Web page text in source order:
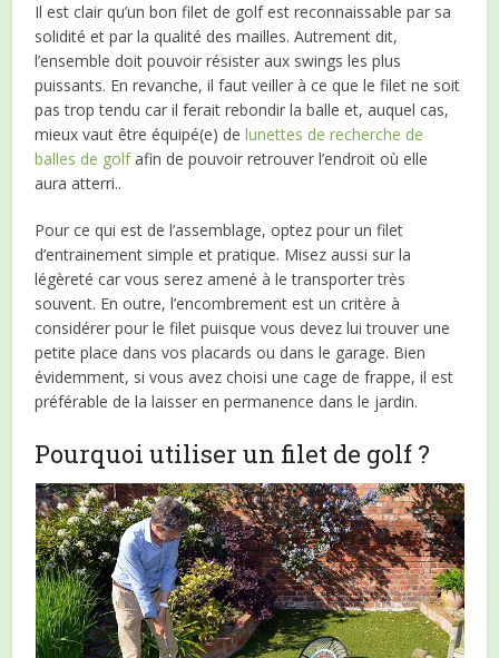
Il est clair qu’un bon filet de golf est reconnaissable par sa
solidité et par la qualité des mailles. Autrement dit,
l’ensemble doit pouvoir résister aux swings les plus
puissants. En revanche, il faut veiller à ce que le filet ne soit
pas trop tendu car il ferait rebondir la balle et, auquel cas,
mieux vaut être équipé(e) delunettes de recherche de
balles de golfafin de pouvoir retrouver l’endroit où elle
aura atterri..
Pour ce qui est de l’assemblage, optez pour un filet
d’entrainement simple et pratique. Misez aussi sur la
légèreté car vous serez amené à le transporter très
souvent. En outre, l’encombrement est un critère à
considérer pour le filet puisque vous devez lui trouver une
petite place dans vos placards ou dans le garage. Bien
évidemment, si vous avez choisi une cage de frappe, il est
préférable de la laisser en permanence dans le jardin.
Pourquoi utiliser un filet de golf ?